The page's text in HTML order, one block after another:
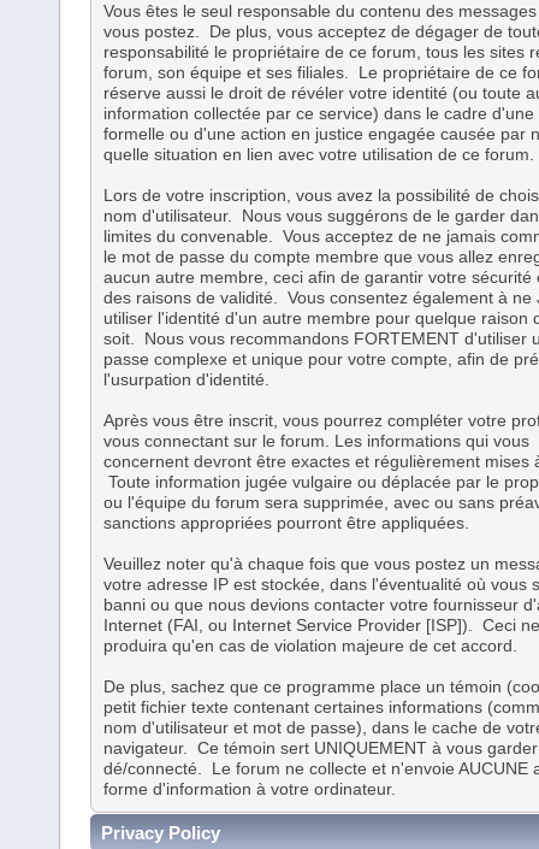
Vous êtes le seul responsable du contenu des
vous postez. De plus, vous acceptez de dégager de
responsabilité le propriétaire de ce forum, tous les sites
forum, son équipe et ses filiales. Le propriétaire de ce
réserve aussi le droit de révéler votre identité (ou toute
information collectée par ce service) dans le cadre d'une
formelle ou d'une action en justice engagée causée par
quelle situation en lien avec votre utilisation de ce forum.
Lors de votre inscription, vous avez la possibilité de
nom d'utilisateur. Nous vous suggérons de le garder
limites du convenable. Vous acceptez de ne jamais
le mot de passe du compte membre que vous allez
aucun autre membre, ceci afin de garantir votre sécurité
des raisons de validité. Vous consentez également à ne
utiliser l'identité d'un autre membre pour quelque raison
soit. Nous vous recommandons FORTEMENT d'utiliser
passe complexe et unique pour votre compte, afin de
l'usurpation d'identité.
Après vous être inscrit, vous pourrez compléter votre
vous connectant sur le forum. Les informations qui vous
concernent devront être exactes et régulièrement mises
Toute information jugée vulgaire ou déplacée par le
ou l'équipe du forum sera supprimée, avec ou sans
sanctions appropriées pourront être appliquées.
Veuillez noter qu'à chaque fois que vous postez un
votre adresse IP est stockée, dans l'éventualité où vous
banni ou que nous devions contacter votre fournisseur
Internet (FAI, ou Internet Service Provider [ISP]). Ceci
produira qu'en cas de violation majeure de cet accord.
De plus, sachez que ce programme place un témoin
petit fichier texte contenant certaines informations
nom d'utilisateur et mot de passe), dans le cache de
navigateur. Ce témoin sert UNIQUEMENT à vous garder
dé/connecté. Le forum ne collecte et n'envoie AUCUNE
forme d'information à votre ordinateur.
Privacy Policy